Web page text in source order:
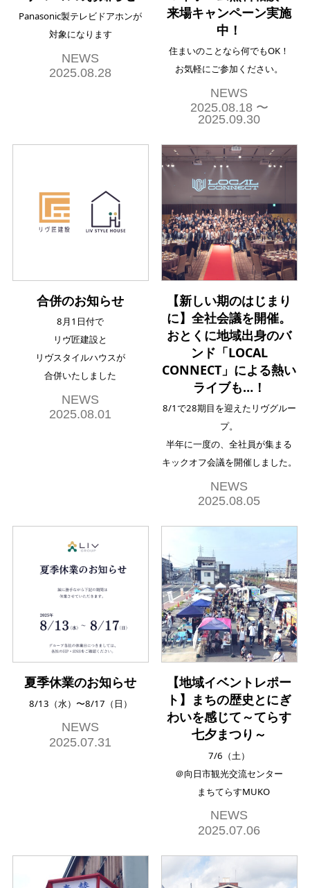
Panasonic製テレビドアホンが
対象になります
NEWS
2025.08.28
来場キャンペーン実施
中！
住まいのことなら何でもOK！
お気軽にご参加ください。
NEWS
2025.08.18 〜
2025.09.30
合併のお知らせ
8月1日付で
リヴ匠建設と
リヴスタイルハウスが
合併いたしました
NEWS
2025.08.01
【新しい期のはじまり
に】全社会議を開催。
おとくに地域出身のバ
ンド「LOCAL
CONNECT」による熱い
ライブも…！
8/1で28期目を迎えたリヴグルー
プ。
半年に一度の、全社員が集まる
キックオフ会議を開催しました。
NEWS
2025.08.05
夏季休業のお知らせ
8/13（水）〜8/17（日）
NEWS
2025.07.31
【地域イベントレポー
ト】まちの歴史とにぎ
わいを感じて～てらす
七夕まつり～
7/6（土）
＠向日市観光交流センター
まちてらすMUKO
NEWS
2025.07.06